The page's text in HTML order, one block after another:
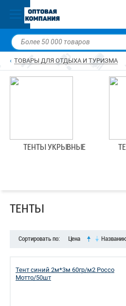
ТОВАРЫ ДЛЯ ОТДЫХА И ТУРИЗМА
ТЕНТЫ УКРЫВНЫЕ
ТЕНТЫ
Сортировать по: Цена
Тент синий 2м*3м 60гр/м2 Россо
Мотто/50шт